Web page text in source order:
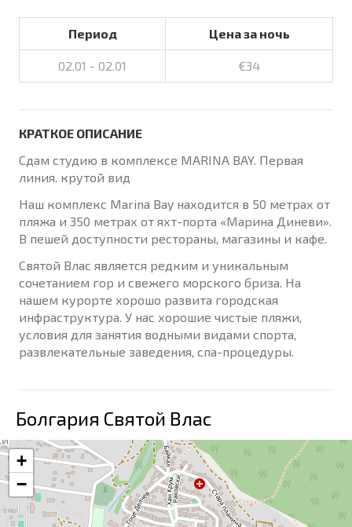
Период Цена за ночь
02.01 - 02.01 €34
КРАТКОЕ ОПИСАНИЕ
Сдам студию в комплексе MARINA BAY. Первая
линия. крутой вид
Наш комплекс Marina Bay находится в 50 метрах от
пляжа и 350 метрах от яхт-порта «Марина Диневи».
В пешей доступности рестораны, магазины и кафе.
Святой Влас является редким и уникальным
сочетанием гор и свежего морского бриза. На
нашем курорте хорошо развита городская
инфраструктура. У нас хорошие чистые пляжи,
условия для занятия водными видами спорта,
развлекательные заведения, спа-процедуры.
Болгария Святой Влас
+
−